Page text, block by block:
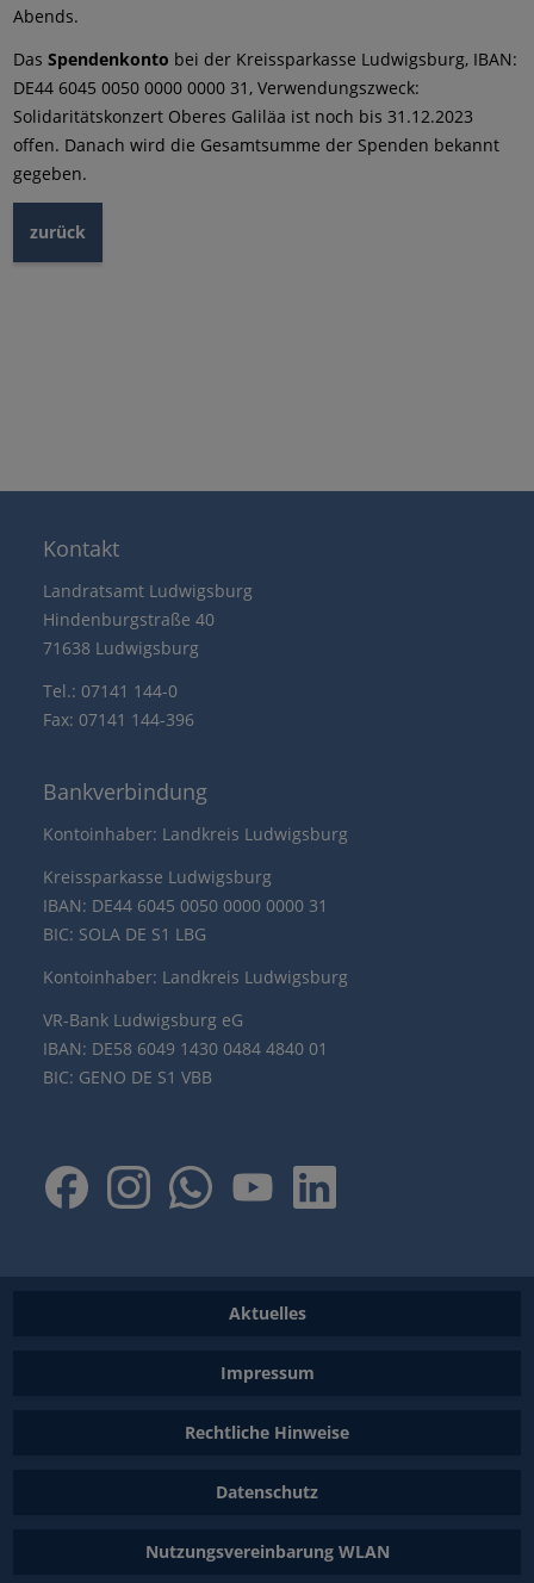
Abends.
DasSpendenkonto bei der Kreissparkasse Ludwigsburg, IBAN:
DE44 6045 0050 0000 0000 31, Verwendungszweck:
Solidaritätskonzert Oberes Galiläa ist noch bis 31.12.2023
offen. Danach wird die Gesamtsumme der Spenden bekannt
gegeben.
zurück
Kontakt
Landratsamt Ludwigsburg
Hindenburgstraße 40
71638 Ludwigsburg
Tel.: 07141 144-0
Fax: 07141 144-396
Bankverbindung
Kontoinhaber: Landkreis Ludwigsburg
Kreissparkasse Ludwigsburg
IBAN: DE44 6045 0050 0000 0000 31
BIC: SOLA DE S1 LBG
Kontoinhaber: Landkreis Ludwigsburg
VR-Bank Ludwigsburg eG
IBAN: DE58 6049 1430 0484 4840 01
BIC: GENO DE S1 VBB
Aktuelles
Impressum
Rechtliche Hinweise
Datenschutz
Nutzungsvereinbarung WLAN